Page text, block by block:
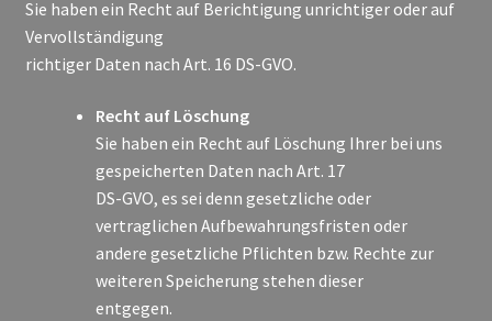
Sie haben ein Recht auf Berichtigung unrichtiger oder auf
Vervollständigung
richtiger Daten nach Art. 16 DS-GVO.
Recht auf Löschung
Sie haben ein Recht auf Löschung Ihrer bei uns
gespeicherten Daten nach Art. 17
DS-GVO, es sei denn gesetzliche oder
vertraglichen Aufbewahrungsfristen oder
andere gesetzliche Pflichten bzw. Rechte zur
weiteren Speicherung stehen dieser
entgegen.